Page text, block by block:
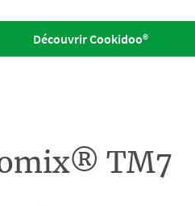
Découvrir Cookidoo®
TM7